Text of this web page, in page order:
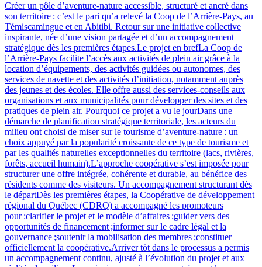
Créer un pôle d’aventure-nature accessible, structuré et ancré dans
son territoire : c’est le pari qu’a relevé la Coop de l’Arrière-Pays, au
Témiscamingue et en Abitibi. Retour sur une initiative collective
inspirante, née d’une vision partagée et d’un accompagnement
stratégique dès les premières étapes.Le projet en brefLa Coop de
l’Arrière-Pays facilite l’accès aux activités de plein air grâce à la
location d’équipements, des activités guidées ou autonomes, des
services de navette et des activités d’initiation, notamment auprès
des jeunes et des écoles. Elle offre aussi des services‑conseils aux
organisations et aux municipalités pour développer des sites et des
pratiques de plein air. Pourquoi ce projet a vu le jourDans une
démarche de planification stratégique territoriale, les acteurs du
milieu ont choisi de miser sur le tourisme d’aventure‑nature : un
choix appuyé par la popularité croissante de ce type de tourisme et
par les qualités naturelles exceptionnelles du territoire (lacs, rivières,
forêts, accueil humain).L’approche coopérative s’est imposée pour
structurer une offre intégrée, cohérente et durable, au bénéfice des
résidents comme des visiteurs. Un accompagnement structurant dès
le départDès les premières étapes, la Coopérative de développement
régional du Québec (CDRQ) a accompagné les promoteurs
pour :clarifier le projet et le modèle d’affaires ;guider vers des
opportunités de financement ;informer sur le cadre légal et la
gouvernance ;soutenir la mobilisation des membres ;constituer
officiellement la coopérative.Arriver tôt dans le processus a permis
un accompagnement continu, ajusté à l’évolution du projet et aux